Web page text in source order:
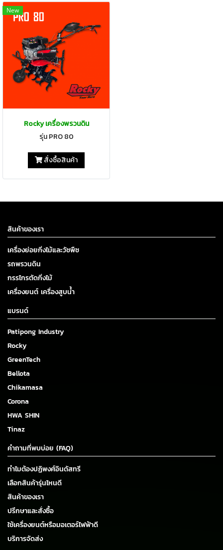
New
Rocky เครื่องพรวนดิน
รุ่น PRO 80
สั่งซื้อสินค้า
สินค้าของเรา
เครื่องย่อยกิ่งไม้และวัชพืช
รถพรวนดิน
กรรไกรตัดกิ่งไม้
เครื่องยนต์ เครื่องสูบน้ำ
แบรนด์
Patipong Industry
Rocky
GreenTech
Bellota
Chikamasa
Corona
HWA SHIN
Tinaz
คำถามที่พบบ่อย (FAQ)
ทำไมต้องปฏิพงศ์อินดัสทรี
เลือกสินค้ารุ่นไหนดี
สินค้าของเรา
ปรึกษาและสั่งซื้อ
ใช้เครื่องยนต์หรือมอเตอร์ไฟฟ้าดี
บริการจัดส่ง